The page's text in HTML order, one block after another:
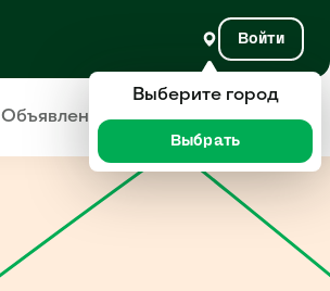
Войти
Объявления Отзывы
Выберите город
Выбрать